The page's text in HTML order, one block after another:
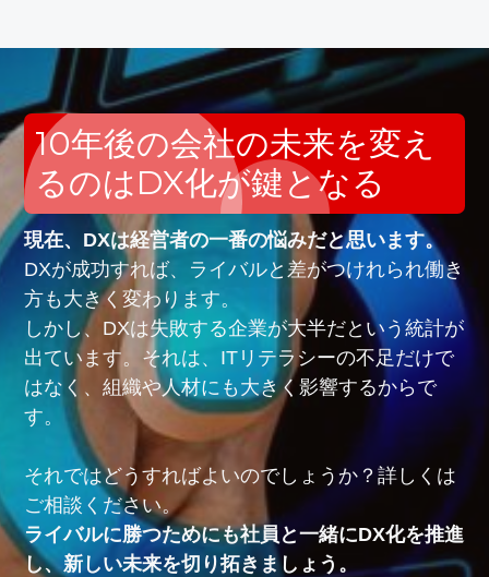
10年後の会社の未来を変え
るのはDX化が鍵となる
現在、DXは経営者の一番の悩みだと思います。
DXが成功すれば、ライバルと差がつけれられ働き
方も大きく変わります。
しかし、DXは失敗する企業が大半だという統計が
出ています。それは、ITリテラシーの不足だけで
はなく、組織や人材にも大きく影響するからで
す。
それではどうすればよいのでしょうか？詳しくは
ご相談ください。
ライバルに勝つためにも社員と一緒にDX化を推進
し、新しい未来を切り拓きましょう。